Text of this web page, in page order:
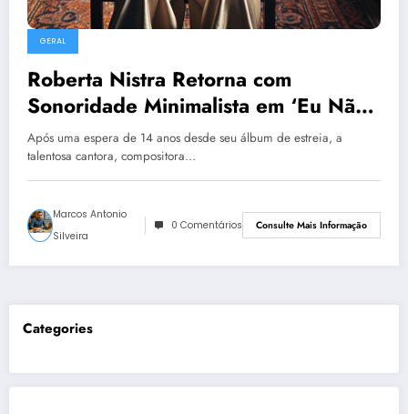
GERAL
Roberta Nistra Retorna com
Sonoridade Minimalista em ‘Eu Não
Ando Só’
Após uma espera de 14 anos desde seu álbum de estreia, a
talentosa cantora, compositora…
Marcos Antonio
Silveira
0 Comentários Consulte Mais Informação
Categories